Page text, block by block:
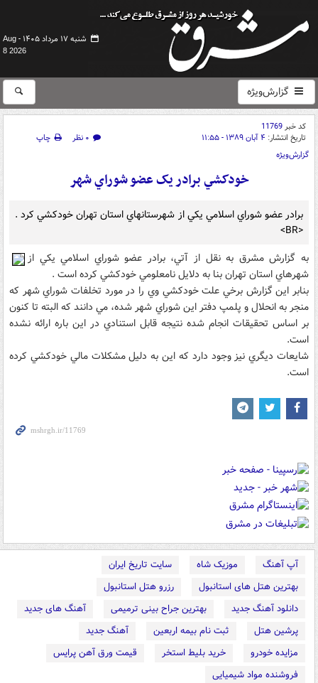
شنبه ۱۷ مرداد ۱۴۰۵ -
Aug
8 2026
گزارش‌ویژه
کد خبر11769
تاریخ انتشار: ۴ آبان ۱۳۸۹ - ۱۱:۵۵ ۰ نظر
چاپ
گزارش‌ویژه
خودکشي برادر يک عضو شوراي شهر
برادر عضو شوراي اسلامي يکي از شهرستانهاي‌ استان تهران خودکشي کرد .
<BR>
به گزارش مشرق به نقل از آتي، برادر عضو شوراي اسلامي يکي از
شهرهاي استان تهران بنا به دلايل نامعلومي خودکشي کرده است .
بنابر اين گزارش برخي علت خودکشي وي را در مورد تخلفات شوراي شهر که
منجر به انحلال و پلمپ دفتر اين شوراي شهر شده، مي دانند که البته تا کنون
بر اساس تحقيقات انجام شده نتيجه قابل استنادي در اين باره ارائه نشده
است.
شايعات ديگري نيز وجود دارد که اين به دليل مشکلات مالي خودکشي کرده
است.
آپ آهنگ موزیک شاه
سایت تاریخ ایران
بهترین هتل های استانبول
رزرو هتل استانبول
دانلود آهنگ جدید
بهترین جراح بینی ترمیمی
آهنگ های جدید
پرشین هتل
ثبت نام بیمه اربعین
آهنگ جدید
مزایده خودرو
خرید بلیط استخر
قیمت ورق آهن پرایس
فروشنده مواد شیمیایی